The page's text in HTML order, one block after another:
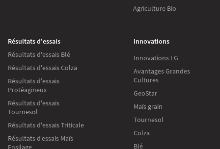
Agriculture Bio
Résultats d'essais
Résultats d'essais Blé
Résultats d'essais Colza
Résultats d'essais
Protéagineux
Résultats d'essais
Tournesol
Résultats d'essais Triticale
Résultats d’essais Maïs
Ensilage
Innovations
Innovations LG
Avantages Grandes
Cultures
GeoStar
Maïs grain
Tournesol
Colza
Blé